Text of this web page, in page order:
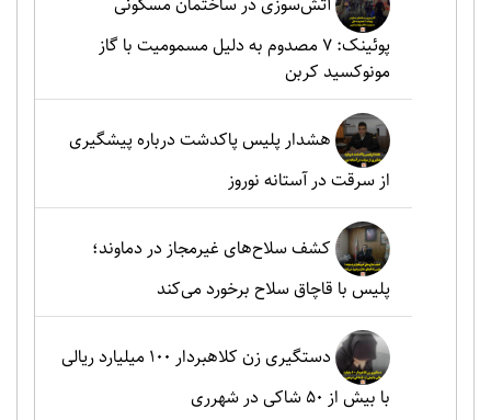
پوئینک: 7 مصدوم به دلیل مسمومیت با گاز
مونوکسید کربن
هشدار پلیس پاکدشت درباره پیشگیری
از سرقت در آستانه نوروز
کشف سلاح‌های غیرمجاز در دماوند؛
پلیس با قاچاق سلاح برخورد می‌کند
دستگیری زن کلاهبردار ۱۰۰ میلیارد ریالی
با بیش از ۵۰ شاکی در شهرری